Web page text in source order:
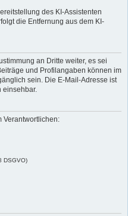
des KI-Assistenten
die Entfernung aus dem KI-
an Dritte weiter, es sei
und Profilangaben können im
sein. Die E-Mail-Adresse ist
einsehbar.
Verantwortlichen:
DSGVO)